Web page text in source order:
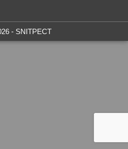
- SNITPECT